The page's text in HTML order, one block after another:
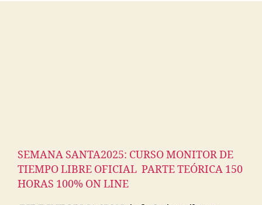
SEMANA SANTA2025: CURSO MONITOR DE
TIEMPO LIBRE OFICIAL PARTE TEÓRICA 150
HORAS 100% ON LINE